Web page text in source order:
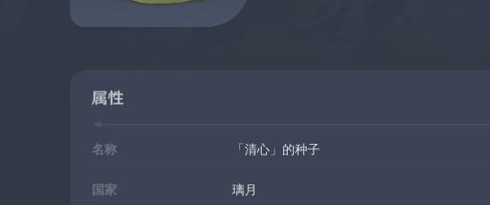
属性
名称 「清心」的种子
国家 璃月